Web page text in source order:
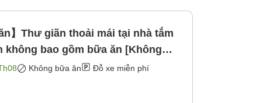
】Thư giãn thoải mái tại nhà tắm
không bao gồm bữa ăn [Không
Không bữa ăn Đỗ xe miễn phí